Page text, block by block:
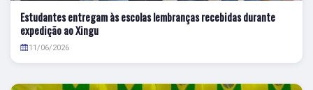
Estudantes entregam às escolas lembranças recebidas durante
expedição ao Xingu
11/06/2026